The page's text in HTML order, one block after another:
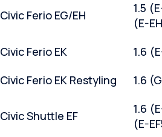
Civic Ferio EG/EH
1.5
(E-
Civic Ferio EK
1.6
Civic Ferio EK Restyling
1.6
Civic Shuttle EF
1.6
(E-